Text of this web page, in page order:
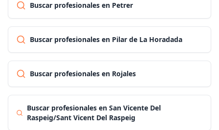
Buscar profesionales en Petrer
Buscar profesionales en Pilar de La Horadada
Buscar profesionales en Rojales
Buscar profesionales en San Vicente Del
Raspeig/Sant Vicent Del Raspeig